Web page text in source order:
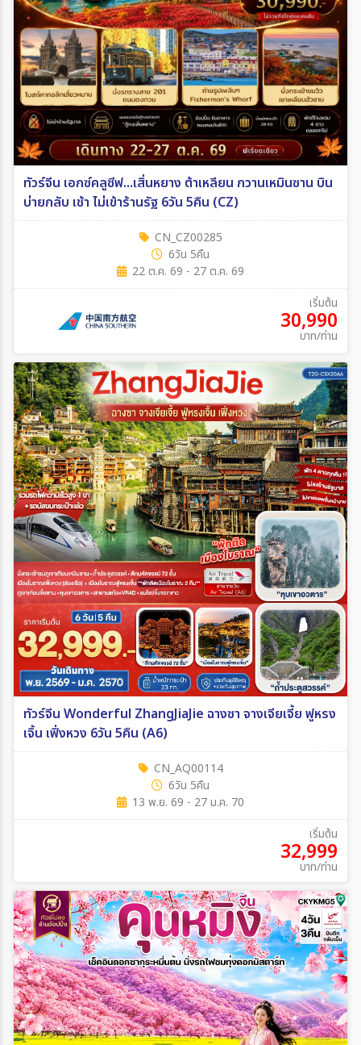
ทัวร์จีน เอกซ์คลูซีฟ...เสิ่นหยาง ต้าเหลียน กวานเหมินซาน บิน
บ่ายกลับ เช้า ไม่เข้าร้านรัฐ 6วัน 5คืน (CZ)
CN_CZ00285
6วัน 5คืน
22 ต.ค. 69 - 27 ต.ค. 69
เริ่มต้น
30,990
บาท/ท่าน
ทัวร์จีน Wonderful ZhangJiaJie ฉางซา จางเจียเจี้ย ฟูหรง
เจิ้น เฟิ่งหวง 6วัน 5คืน (A6)
CN_AQ00114
6วัน 5คืน
13 พ.ย. 69 - 27 ม.ค. 70
เริ่มต้น
32,999
บาท/ท่าน